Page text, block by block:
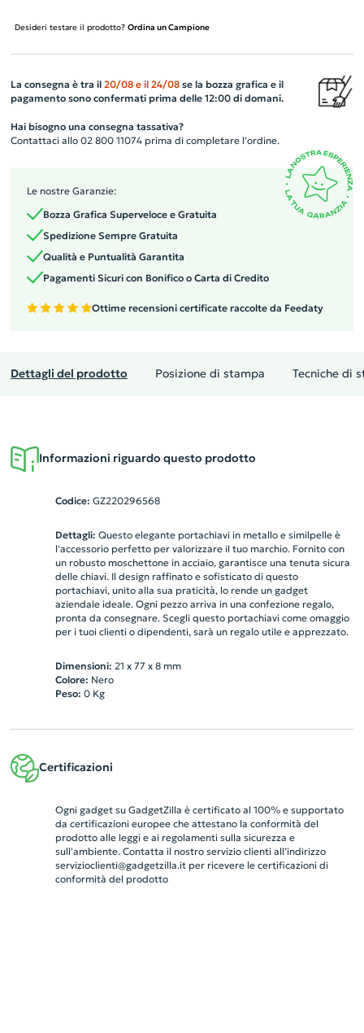
Desideri testare il prodotto? Ordina un Campione
La consegna è tra il 20/08 e il 24/08se la bozza grafica e il
pagamento sono confermati prima delle 12:00 di domani.
Hai bisogno una consegna tassativa?
Contattaci allo 02 800 11074 prima di completare l’ordine.
Le nostre Garanzie:
Bozza Grafica Superveloce e Gratuita
Spedizione Sempre Gratuita
Qualità e Puntualità Garantita
Pagamenti Sicuri con Bonifico o Carta di Credito
Ottime recensioni certificate raccolte da Feedaty
Dettagli del prodotto Posizione di stampa Tecniche di
Informazioni riguardo questo prodotto
Codice: GZ220296568
Dettagli: Questo elegante portachiavi in metallo e similpelle è
l'accessorio perfetto per valorizzare il tuo marchio. Fornito con
un robusto moschettone in acciaio, garantisce una tenuta sicura
delle chiavi. Il design raffinato e sofisticato di questo
portachiavi, unito alla sua praticità, lo rende un gadget
aziendale ideale. Ogni pezzo arriva in una confezione regalo,
pronta da consegnare. Scegli questo portachiavi come omaggio
per i tuoi clienti o dipendenti, sarà un regalo utile e apprezzato.
Dimensioni: 21 x 77 x 8 mm
Colore: Nero
Peso: 0Kg
Certificazioni
Ogni gadget su GadgetZilla è certificato al 100% e supportato
da certificazioni europee che attestano la conformità del
prodotto alle leggi e ai regolamenti sulla sicurezza e
sull'ambiente. Contatta il nostro servizio clienti all’indirizzo
servizioclienti@gadgetzilla.itper ricevere le certificazioni di
conformità del prodotto